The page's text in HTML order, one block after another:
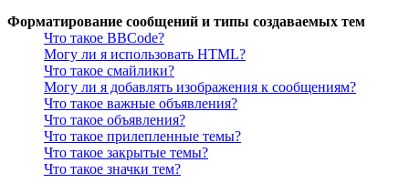
Форматирование сообщений и типы создаваемых тем
Что такое BBCode?
Могу ли я использовать HTML?
Что такое смайлики?
Могу ли я добавлять изображения к сообщениям?
Что такое важные объявления?
Что такое объявления?
Что такое прилепленные темы?
Что такое закрытые темы?
Что такое значки тем?